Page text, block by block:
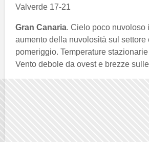
Valverde 17-21
Gran Canaria. Cielo poco nuvoloso
aumento della nuvolosità sul settore
pomeriggio. Temperature
Vento debole da ovest e brezze